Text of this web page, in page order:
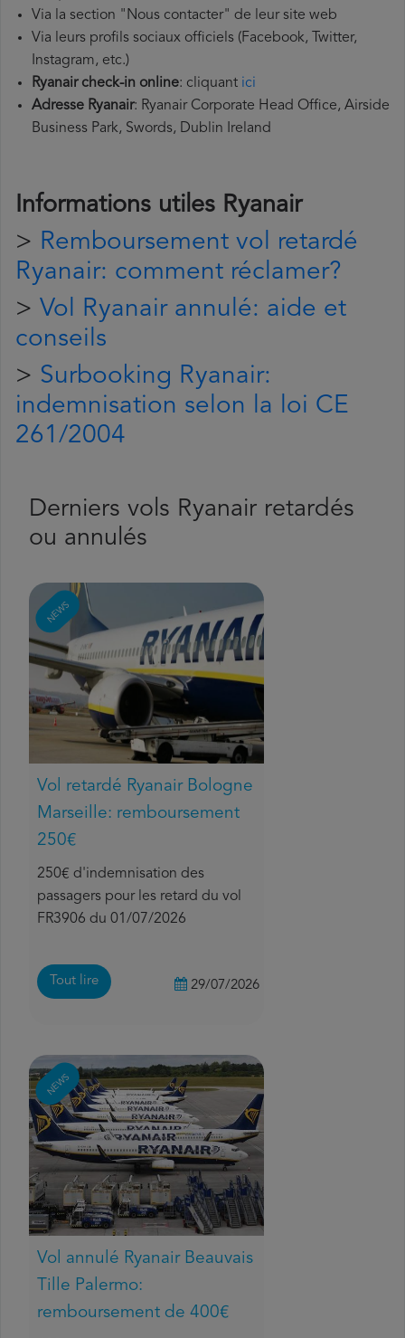
Via la section "Nous contacter" de leur site web
Via leurs profils sociaux officiels (Facebook, Twitter,
Instagram, etc.)
Ryanaircheck-in online: cliquant ici
Adresse Ryanair: Ryanair Corporate Head Office, Airside
Business Park, Swords, Dublin Ireland
Informations utiles Ryanair
> Remboursement vol retardé
Ryanair: comment réclamer?
> Vol Ryanair annulé: aide et
conseils
> Surbooking Ryanair:
indemnisation selon la loi CE
261/2004
Derniers vols Ryanair retardés
ou annulés
NEWS
Vol retardé Ryanair Bologne
Marseille: remboursement
250€
250€ d'indemnisation des
passagers pour les retard du vol
FR3906 du 01/07/2026
Tout lire 29/07/2026
NEWS
Vol annulé Ryanair Beauvais
Tille Palermo:
remboursement de 400€